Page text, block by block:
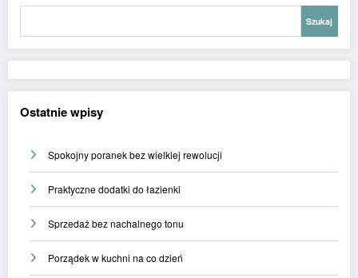
Szukaj
Ostatnie wpisy
Spokojny poranek bez wielkiej rewolucji
Praktyczne dodatki do łazienki
Sprzedaż bez nachalnego tonu
Porządek w kuchni na co dzień